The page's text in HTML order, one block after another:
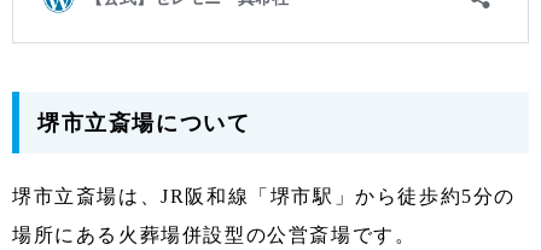
堺市立斎場について
堺市立斎場は、JR阪和線「堺市駅」から徒歩約5分の
場所にある火葬場併設型の公営斎場です。